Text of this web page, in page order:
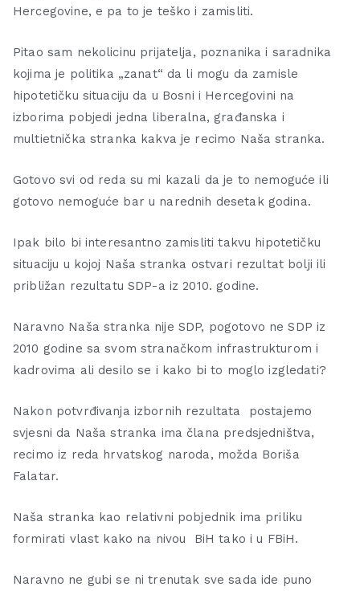
Hercegovine, e pa to je teško i zamisliti.
Pitao sam nekolicinu prijatelja, poznanika i saradnika
kojima je politika „zanat“ da li mogu da zamisle
hipotetičku situaciju da u Bosni i Hercegovini na
izborima pobjedi jedna liberalna, građanska i
multietnička stranka kakva je recimo Naša stranka.
Gotovo svi od reda su mi kazali da je to nemoguće ili
gotovo nemoguće bar u narednih desetak godina.
Ipak bilo bi interesantno zamisliti takvu hipotetičku
situaciju u kojoj Naša stranka ostvari rezultat bolji ili
približan rezultatu SDP-a iz 2010. godine.
Naravno Naša stranka nije SDP, pogotovo ne SDP iz
2010 godine sa svom stranačkom infrastrukturom i
kadrovima ali desilo se i kako bi to moglo izgledati?
Nakon potvrđivanja izbornih rezultata postajemo
svjesni da Naša stranka ima člana predsjedništva,
recimo iz reda hrvatskog naroda, možda Boriša
Falatar.
Naša stranka kao relativni pobjednik ima priliku
formirati vlast kako na nivou BiH tako i u FBiH.
Naravno ne gubi se ni trenutak sve sada ide puno